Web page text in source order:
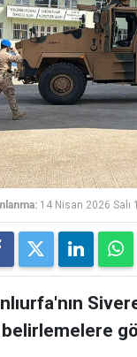
14 Nisan 2026 Salı